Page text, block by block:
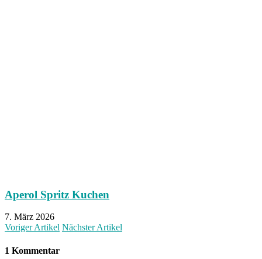
Aperol Spritz Kuchen
7. März 2026
Voriger Artikel Nächster Artikel
1 Kommentar